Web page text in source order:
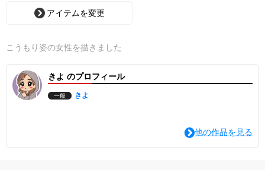
アイテムを変更
こうもり姿の女性を描きました
きよ のプロフィール
一般 きよ
他の作品を見る